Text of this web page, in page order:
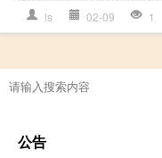
ls 02-09 1
公告